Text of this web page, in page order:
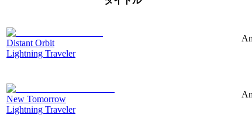
Distant Orbit
Lightning Traveler
New Tomorrow
Lightning Traveler